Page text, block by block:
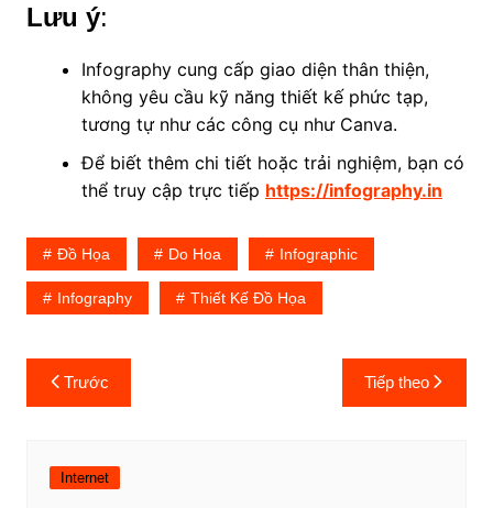
Lưu ý:
Infography cung cấp giao diện thân thiện,
không yêu cầu kỹ năng thiết kế phức tạp,
tương tự như các công cụ như Canva.
Để biết thêm chi tiết hoặc trải nghiệm, bạn có
thể truy cập trực tiếp https://infography.in
Đồ Họa Do Hoa Infographic
Infography Thiết Kế Đồ Họa
Điều
hướng
viết
Trước Tiếp theo
Internet